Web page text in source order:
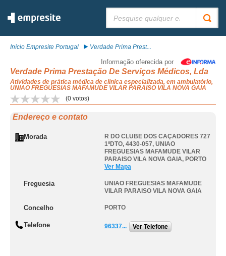
Início Empresite Portugal Verdade Prima Prest...
Informação oferecida por
Verdade Prima Prestação De Serviços Médicos, Lda
Atividades de prática médica de clínica especializada, em ambulatório,
UNIAO FREGUESIAS MAFAMUDE VILAR PARAISO VILA NOVA GAIA
(0 votos)
Endereço e contato
Morada
R DO CLUBE DOS CAÇADORES 727
1ºDTO, 4430-057, UNIAO
FREGUESIAS MAFAMUDE VILAR
PARAISO VILA NOVA GAIA, PORTO
Ver Mapa
Freguesia
UNIAO FREGUESIAS MAFAMUDE
VILAR PARAISO VILA NOVA GAIA
Concelho PORTO
Telefone 96337... Ver Telefone